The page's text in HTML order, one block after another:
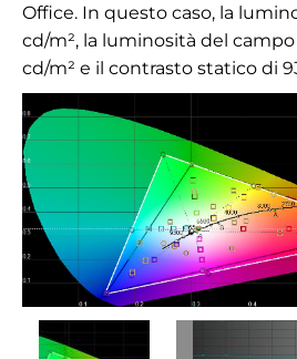
Office. In questo caso, la
cd/m², la luminosità del
cd/m² e il contrasto statico di